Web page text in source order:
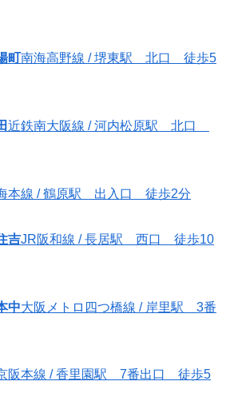
町南海高野線 / 堺東駅 北口 徒歩5
近鉄南大阪線 / 河内松原駅 北口
本線 / 鶴原駅 出入口 徒歩2分
吉JR阪和線 / 長居駅 西口 徒歩10
中大阪メトロ四つ橋線 / 岸里駅 3番
阪本線 / 香里園駅 7番出口 徒歩5